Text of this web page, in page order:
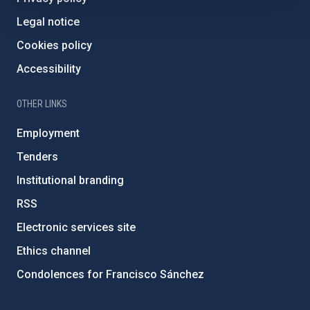
Legal notice
Cookies policy
Accessibility
OTHER LINKS
Employment
Tenders
Institutional branding
RSS
Electronic services site
Ethics channel
Condolences for Francisco Sánchez